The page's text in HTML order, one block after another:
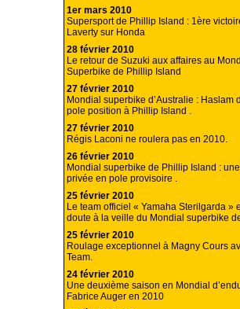
1er mars 2010
Supersport de Phillip Island : 1ère
Laverty sur Honda
28 février 2010
Le retour de Suzuki aux affaires au
Superbike de Phillip Island
27 février 2010
Mondial superbike d’Australie : Haslam
pole position à Phillip Island .
27 février 2010
Régis Laconi ne roulera pas en 2010.
26 février 2010
Mondial superbike de Phillip Island : une
privée en pole provisoire .
25 février 2010
Le team officiel « Yamaha Sterilgarda »
doute à la veille du Mondial superbike
25 février 2010
Roulage exceptionnel à Magny Cours
Team.
24 février 2010
Une deuxième saison en Mondial
Fabrice Auger en 2010